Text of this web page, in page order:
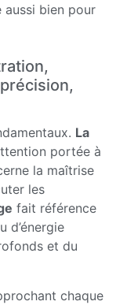
aussi bien pour
La
portée à
la maîtrise
les
fait référence
d’énergie
et du
chaque